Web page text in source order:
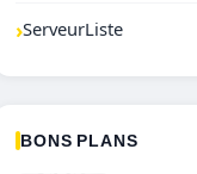
›ServeurListe
BONS PLANS